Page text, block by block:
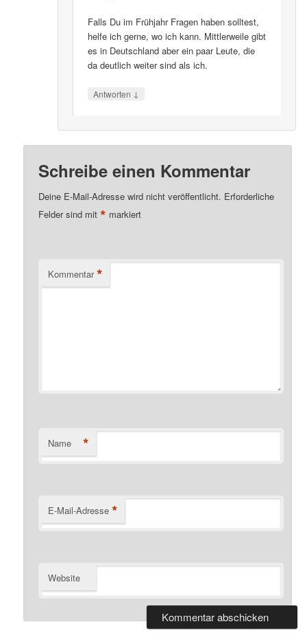
Falls Du im Frühjahr Fragen haben solltest,
helfe ich gerne, wo ich kann. Mittlerweile gibt
es in Deutschland aber ein paar Leute, die
da deutlich weiter sind als ich.
Antworten ↓
Schreibe einen Kommentar
Deine E-Mail-Adresse wird nicht veröffentlicht. Erforderliche
Felder sind mit* markiert
Kommentar *
Name *
E-Mail-Adresse *
Website